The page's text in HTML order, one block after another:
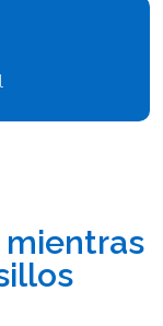
mientras